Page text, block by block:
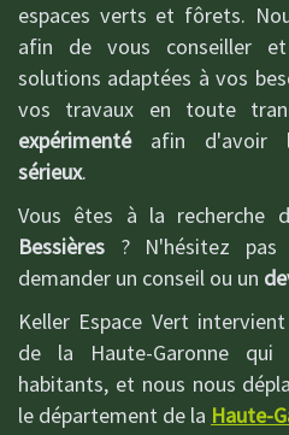
espaces verts et fôrets.
afin de vous conseiller
solutions adaptées à vos
vos travaux en toute
expérimentéafin d'avoir
sérieux.
Vous êtes à la recherche
Bessières ? N'hésitez
demander un conseil ou un
Keller Espace Vert
de la Haute-Garonne
habitants, et nous nous
le département de la Haute-